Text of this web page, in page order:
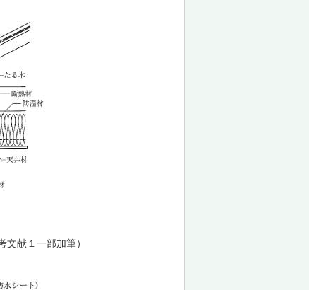
献１一部加筆）